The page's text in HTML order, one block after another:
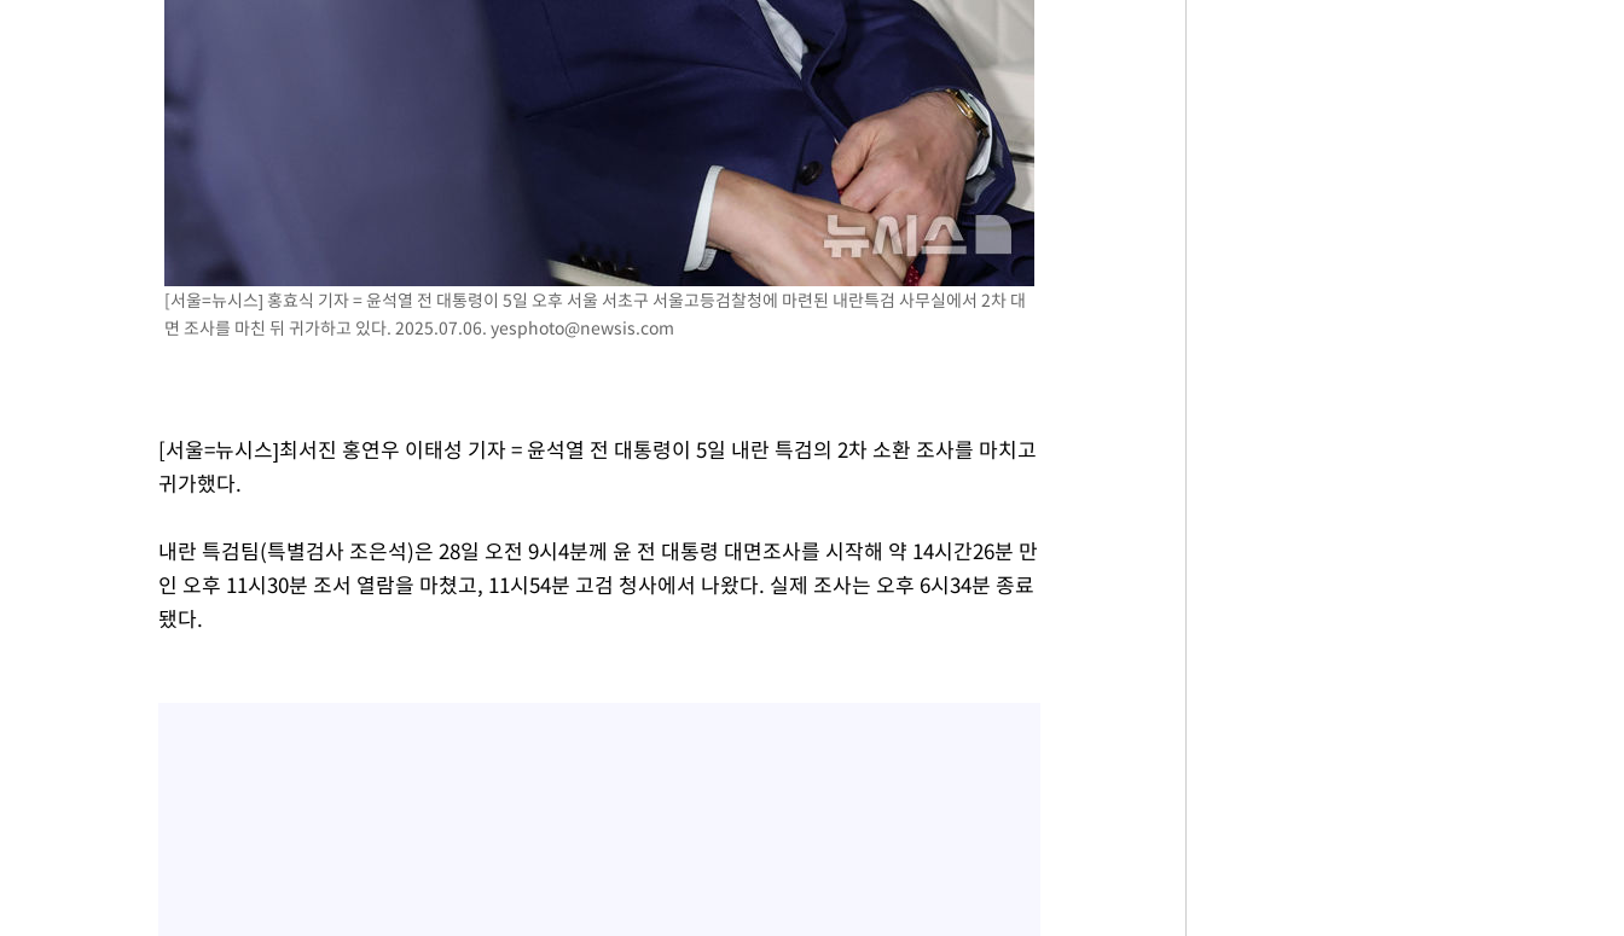
[서울=뉴시스] 홍효식 기자 = 윤석열 전 대통령이 5일 오후 서울 서초구 서울고등검찰청에 마련된 내란특검 사무실에서 2차 대
면 조사를 마친 뒤 귀가하고 있다. 2025.07.06. yesphoto@newsis.com
[서울=뉴시스]최서진 홍연우 이태성 기자 = 윤석열 전 대통령이 5일 내란 특검의 2차 소환 조사를 마치고
귀가했다.
내란 특검팀(특별검사 조은석)은 28일 오전 9시4분께 윤 전 대통령 대면조사를 시작해 약 14시간26분 만
인 오후 11시30분 조서 열람을 마쳤고, 11시54분 고검 청사에서 나왔다. 실제 조사는 오후 6시34분 종료
됐다.